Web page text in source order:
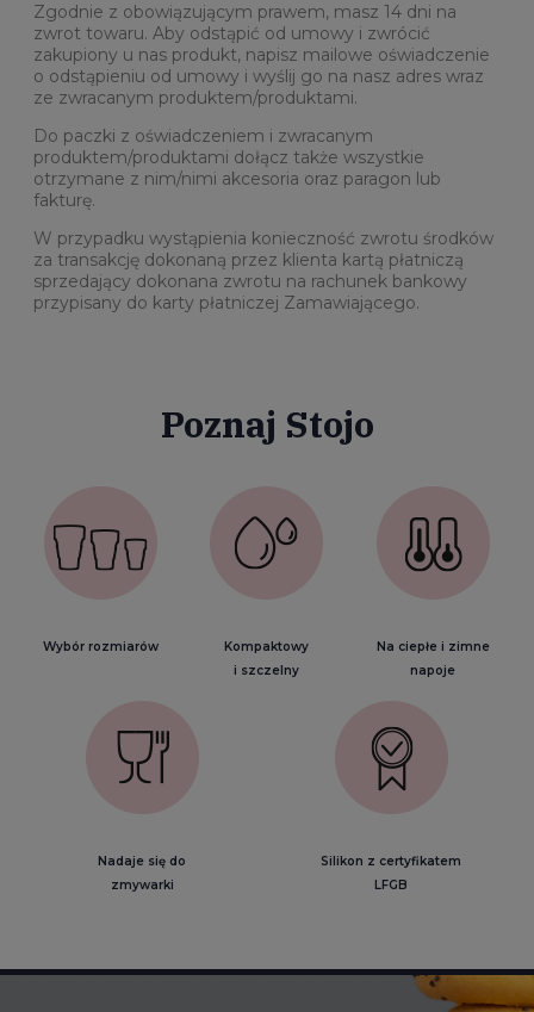
Zgodnie z obowiązującym prawem, masz 14 dni na
zwrot towaru. Aby odstąpić od umowy i zwrócić
zakupiony u nas produkt, napisz mailowe oświadczenie
o odstąpieniu od umowy i wyślij go na nasz adres wraz
ze zwracanym produktem/produktami.
Do paczki z oświadczeniem i zwracanym
produktem/produktami dołącz także wszystkie
otrzymane z nim/nimi akcesoria oraz paragon lub
fakturę.
W przypadku wystąpienia konieczność zwrotu środków
za transakcję dokonaną przez klienta kartą płatniczą
sprzedający dokonana zwrotu na rachunek bankowy
przypisany do karty płatniczej Zamawiającego.
Poznaj Stojo
Wybór rozmiarów
Kompaktowy
i szczelny
Na ciepłe i zimne
napoje
Nadaje się do
zmywarki
Silikon z certyfikatem
LFGB